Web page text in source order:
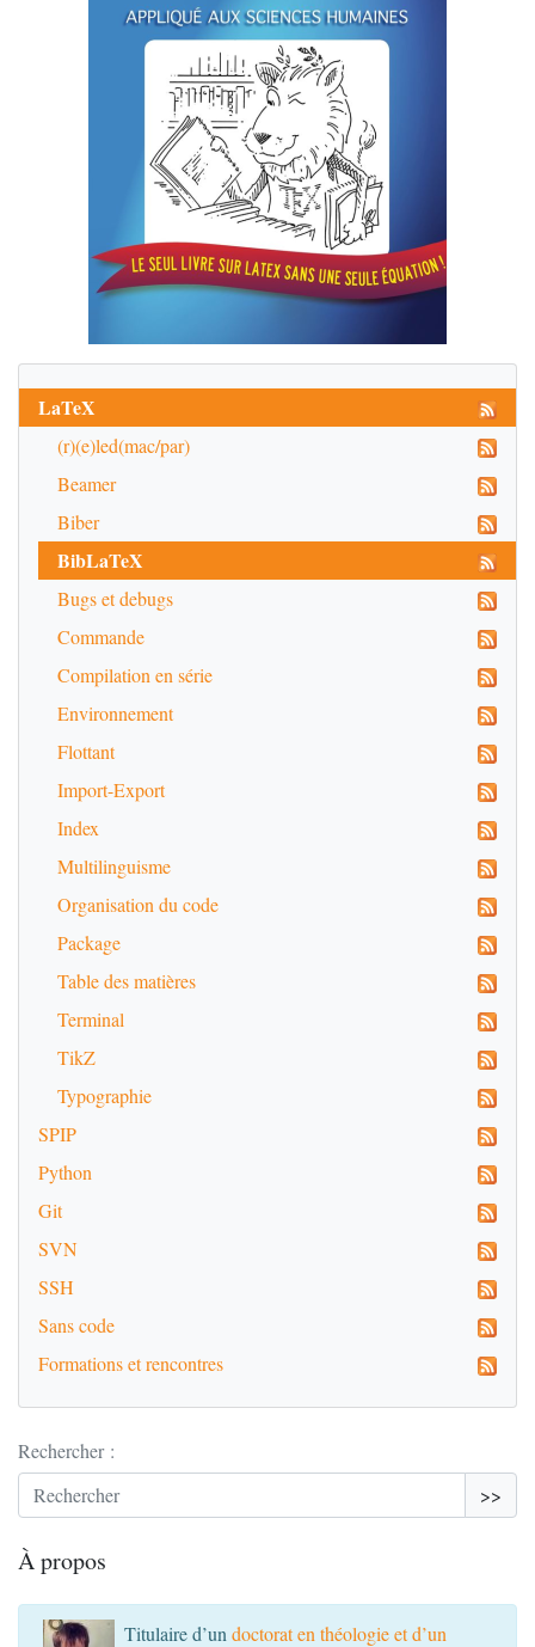
LaTeX
(r)(e)led(mac/par)
Beamer
Biber
BibLaTeX
Bugs et debugs
Commande
Compilation en série
Environnement
Flottant
Import-Export
Index
Multilinguisme
Organisation du code
Package
Table des matières
Terminal
TikZ
Typographie
SPIP
Python
Git
SVN
SSH
Sans code
Formations et rencontres
Rechercher :
>>
À propos
Titulaire d’un doctorat en théologie et d’un